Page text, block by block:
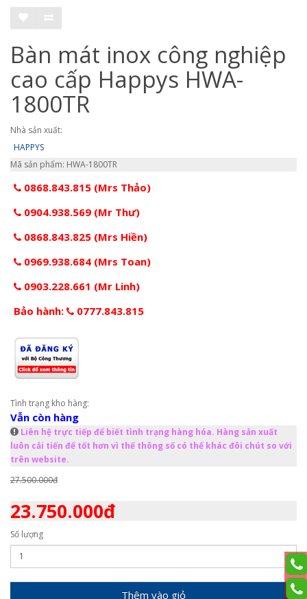
Bàn mát inox công nghiệp
cao cấp Happys HWA-
1800TR
Nhà sản xuất:
HAPPYS
Mã sản phẩm: HWA-1800TR
0868.843.815 (Mrs Thảo)
0904.938.569 (Mr Thư)
0868.843.825 (Mrs Hiền)
0969.938.684 (Mrs Toan)
0903.228.661 (Mr Linh)
Bảo hành:
0777.843.815
Tình trạng kho hàng:
Vẫn còn hàng
Liên hệ trực tiếp để biết tình trạng hàng hóa. Hàng sản xuất
luôn cải tiến để tốt hơn vì thế thông số có thể khác đôi chút so với
trên website.
27.500.000đ
23.750.000đ
Số lượng
Thêm vào giỏ